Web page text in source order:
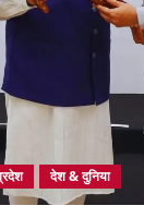
देश & दुनिया